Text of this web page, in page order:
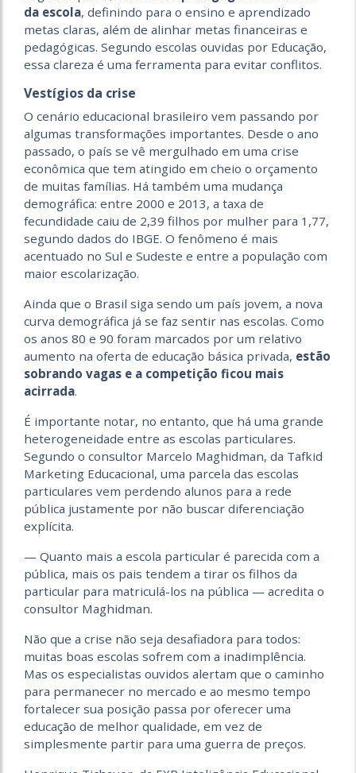
da escola, definindo para o ensino e aprendizado
metas claras, além de alinhar metas financeiras e
pedagógicas. Segundo escolas ouvidas por Educação,
essa clareza é uma ferramenta para evitar conflitos.
Vestígios da crise
O cenário educacional brasileiro vem passando por
algumas transformações importantes. Desde o ano
passado, o país se vê mergulhado em uma crise
econômica que tem atingido em cheio o orçamento
de muitas famílias. Há também uma mudança
demográfica: entre 2000 e 2013, a taxa de
fecundidade caiu de 2,39 filhos por mulher para 1,77,
segundo dados do IBGE. O fenômeno é mais
acentuado no Sul e Sudeste e entre a população com
maior escolarização.
Ainda que o Brasil siga sendo um país jovem, a nova
curva demográfica já se faz sentir nas escolas. Como
os anos 80 e 90 foram marcados por um relativo
aumento na oferta de educação básica privada, estão
sobrando vagas e a competição ficou mais
acirrada.
É importante notar, no entanto, que há uma grande
heterogeneidade entre as escolas particulares.
Segundo o consultor Marcelo Maghidman, da Tafkid
Marketing Educacional, uma parcela das escolas
particulares vem perdendo alunos para a rede
pública justamente por não buscar diferenciação
explícita.
— Quanto mais a escola particular é parecida com a
pública, mais os pais tendem a tirar os filhos da
particular para matriculá-los na pública — acredita o
consultor Maghidman.
Não que a crise não seja desafiadora para todos:
muitas boas escolas sofrem com a inadimplência.
Mas os especialistas ouvidos alertam que o caminho
para permanecer no mercado e ao mesmo tempo
fortalecer sua posição passa por oferecer uma
educação de melhor qualidade, em vez de
simplesmente partir para uma guerra de preços.